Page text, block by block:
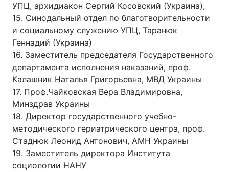
УПЦ, архидиакон Сергий Косовский (Украина),
15. Синодальный отдел по благотворительности
и социальному служению УПЦ, Таранюк
Геннадий (Украина)
16. Заместитель председателя Государственного
департамента исполнения наказаний, проф.
Калашник Наталья Григорьевна, МВД Украины
17. Проф.Чайковская Вера Владимировна,
Минздрав Украины
18. Директор государственного учебно-
методического гериатрического центра, проф.
Стаднюк Леонид Антонович, АМН Украины
19. Заместитель директора Института
социологии НАНУ